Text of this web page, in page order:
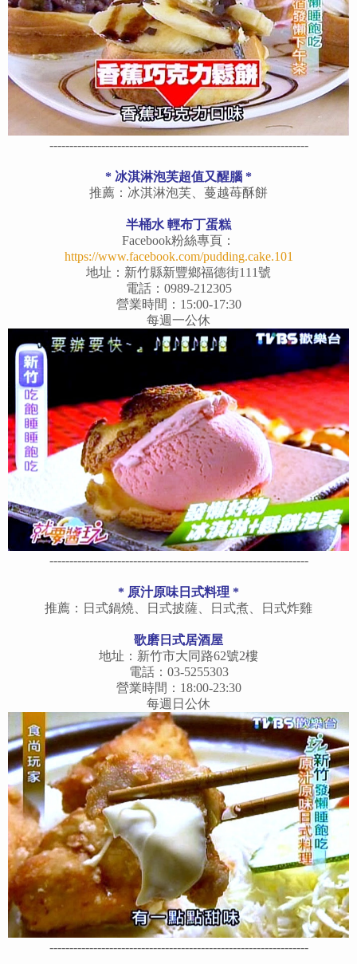
-----------------------------------------------------------------
* 冰淇淋泡芙超值又醒腦 *
推薦：冰淇淋泡芙、蔓越苺酥餅
半桶水 輕布丁蛋糕
Facebook粉絲專頁：
https://www.facebook.com/pudding.cake.101
地址：新竹縣新豐鄉福德街111號
電話：0989-212305
營業時間：15:00-17:30
每週一公休
-----------------------------------------------------------------
* 原汁原味日式料理 *
推薦：日式鍋燒、日式披薩、日式煮、日式炸雞
歌磨日式居酒屋
地址：新竹市大同路62號2樓
電話：03-5255303
營業時間：18:00-23:30
每週日公休
-----------------------------------------------------------------